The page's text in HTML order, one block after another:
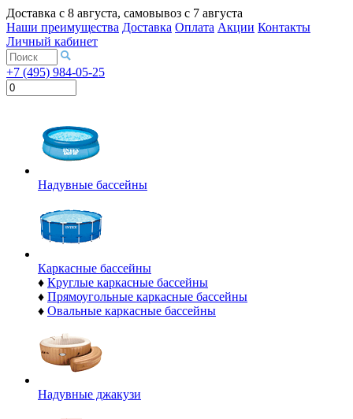
Доставка с 8 августа, самовывоз с 7 августа
Наши преимущества Доставка Оплата Акции Контакты
Личный кабинет
+7 (495) 984-05-25
Надувные бассейны
Каркасные бассейны
♦ Круглые каркасные бассейны
♦ Прямоугольные каркасные бассейны
♦ Овальные каркасные бассейны
Надувные джакузи